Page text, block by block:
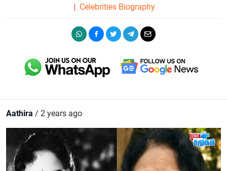
Celebrities Biography
Aathira / 2 years ago